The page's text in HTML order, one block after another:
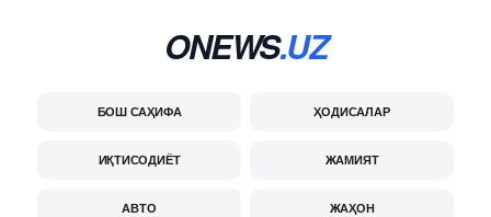
ONEWS.UZ
БОШ САҲИФА ҲОДИСАЛАР
ИҚТИСОДИЁТ ЖАМИЯТ
АВТО ЖАҲОН